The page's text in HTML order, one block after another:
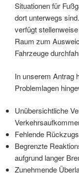
Situationen für
dort unterwegs
verfügt
Raum zum
Fahrzeuge
In unserem Antrag
Problemlagen
Unübersichtliche
Fehlende
Begrenzte
aufgrund langer
Zunehmende